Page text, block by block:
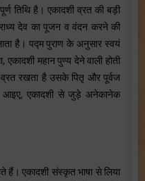
तिथि है। एकादशी व्रत की बड़ी
देव का पूजन व वंदन करने की
है। पद्म पुराण के अनुसार स्वयं
महान पुण्य देने वाली होती
व्रत रखता है उसके पितृ और पूर्वज
आइए, एकादशी से जुड़े अनेकानेक
हैं। एकादशी संस्कृत भाषा से लिया